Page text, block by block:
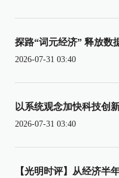
探路“词元经济” 释放
2026-07-31 03:40
以系统观念加快科技创
2026-07-31 03:40
【光明时评】从经济半